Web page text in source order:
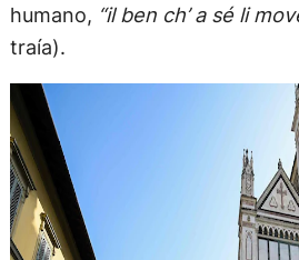
humano, “il ben ch’ a sé li
traía).